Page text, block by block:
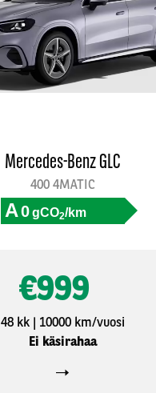
Mercedes-Benz GLC
400 4MATIC
A0 gCO2/km
€999
48 kk
10000 km/vuosi
Ei käsirahaa